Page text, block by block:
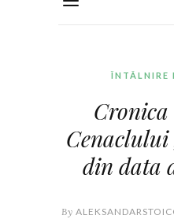
ÎNTÂLNIRE
Cenaclului
din data
By